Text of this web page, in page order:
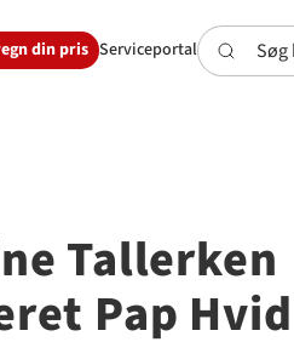
din pris ServiceportalSøg her
Tallerken
Pap